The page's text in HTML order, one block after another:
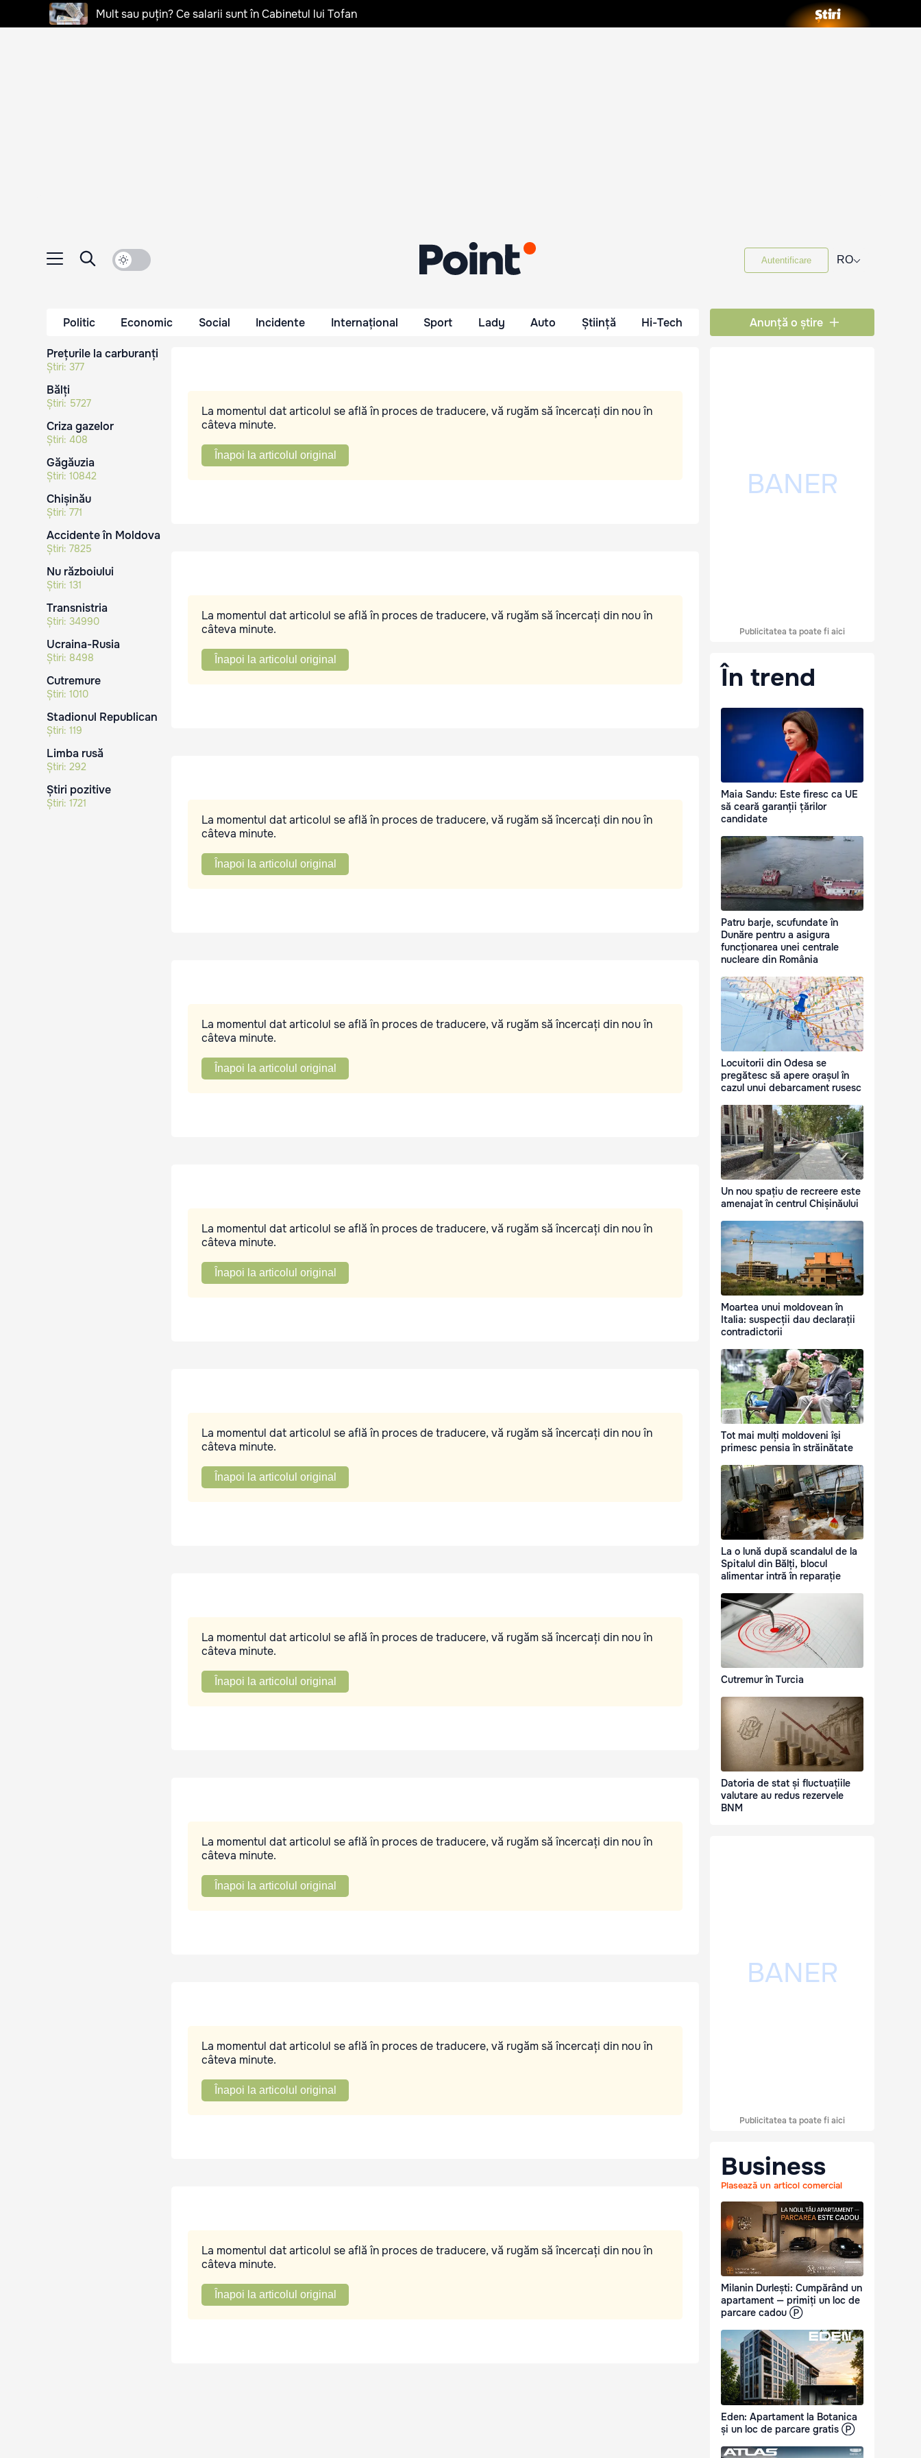
Mult sau puțin? Ce salarii sunt în Cabinetul lui Tofan
Autentificare RO⌵
Politic Economic Social Incidente Internațional Sport Lady Auto Știință Hi-Tech Anunță o știre
Prețurile la carburanți
Știri: 377
Bălți
Știri: 5727
Criza gazelor
Știri: 408
Găgăuzia
Știri: 10842
Chișinău
Știri: 771
Accidente în Moldova
Știri: 7825
Nu războiului
Știri: 131
Transnistria
Știri: 34990
Ucraina-Rusia
Știri: 8498
Cutremure
Știri: 1010
Stadionul Republican
Știri: 119
Limba rusă
Știri: 292
Știri pozitive
Știri: 1721
La momentul dat articolul se află în proces de traducere, vă rugăm să încercați din nou în
câteva minute.
Înapoi la articolul original
La momentul dat articolul se află în proces de traducere, vă rugăm să încercați din nou în
câteva minute.
Înapoi la articolul original
La momentul dat articolul se află în proces de traducere, vă rugăm să încercați din nou în
câteva minute.
Înapoi la articolul original
La momentul dat articolul se află în proces de traducere, vă rugăm să încercați din nou în
câteva minute.
Înapoi la articolul original
La momentul dat articolul se află în proces de traducere, vă rugăm să încercați din nou în
câteva minute.
Înapoi la articolul original
La momentul dat articolul se află în proces de traducere, vă rugăm să încercați din nou în
câteva minute.
Înapoi la articolul original
La momentul dat articolul se află în proces de traducere, vă rugăm să încercați din nou în
câteva minute.
Înapoi la articolul original
La momentul dat articolul se află în proces de traducere, vă rugăm să încercați din nou în
câteva minute.
Înapoi la articolul original
La momentul dat articolul se află în proces de traducere, vă rugăm să încercați din nou în
câteva minute.
Înapoi la articolul original
La momentul dat articolul se află în proces de traducere, vă rugăm să încercați din nou în
câteva minute.
Înapoi la articolul original
Publicitatea ta poate fi aici
În trend
Maia Sandu: Este firesc ca UE
să ceară garanții țărilor
candidate
Patru barje, scufundate în
Dunăre pentru a asigura
funcționarea unei centrale
nucleare din România
Locuitorii din Odesa se
pregătesc să apere orașul în
cazul unui debarcament rusesc
Un nou spațiu de recreere este
amenajat în centrul Chișinăului
Moartea unui moldovean în
Italia: suspecții dau declarații
contradictorii
Tot mai mulți moldoveni își
primesc pensia în străinătate
La o lună după scandalul de la
Spitalul din Bălți, blocul
alimentar intră în reparație
Cutremur în Turcia
Datoria de stat și fluctuațiile
valutare au redus rezervele
BNM
Publicitatea ta poate fi aici
Business
Plasează un articol comercial
Milanin Durlești: Cumpărând un
apartament — primiți un loc de
parcare cadou Ⓟ
Eden: Apartament la Botanica
și un loc de parcare gratis Ⓟ